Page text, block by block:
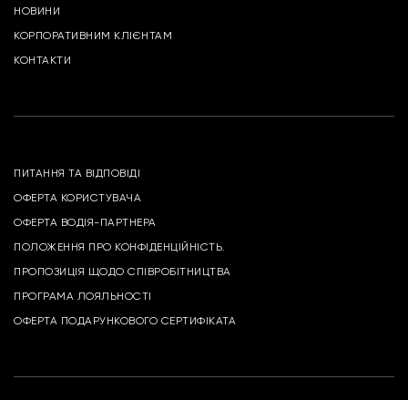
НОВИНИ
КОРПОРАТИВНИМ КЛІЄНТАМ
КОНТАКТИ
ПИТАННЯ ТА ВІДПОВІДІ
ОФЕРТА КОРИСТУВАЧА
ОФЕРТА ВОДІЯ-ПАРТНЕРА
ПОЛОЖЕННЯ ПРО КОНФІДЕНЦІЙНІСТЬ.
ПРОПОЗИЦІЯ ЩОДО СПІВРОБІТНИЦТВА
ПРОГРАМА ЛОЯЛЬНОСТІ
ОФЕРТА ПОДАРУНКОВОГО СЕРТИФІКАТА